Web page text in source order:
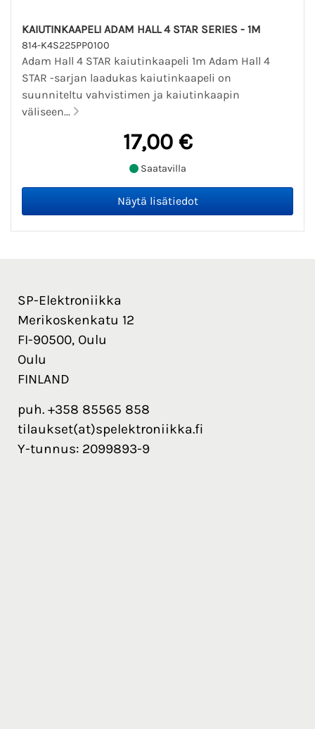
KAIUTINKAAPELI ADAM HALL 4 STAR SERIES - 1M
814-K4S225PP0100
Adam Hall 4 STAR kaiutinkaapeli 1m Adam Hall 4
STAR -sarjan laadukas kaiutinkaapeli on
suunniteltu vahvistimen ja kaiutinkaapin
väliseen...
17,00 €
Saatavilla
SP-Elektroniikka
Merikoskenkatu 12
FI-90500, Oulu
Oulu
FINLAND
puh. +358 85565 858
tilaukset(at)spelektroniikka.fi
Y-tunnus: 2099893-9